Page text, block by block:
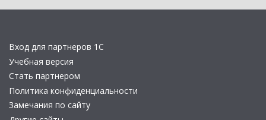
Вход для партнеров 1С
Учебная версия
Стать партнером
Политика конфиденциальности
Замечания по сайту